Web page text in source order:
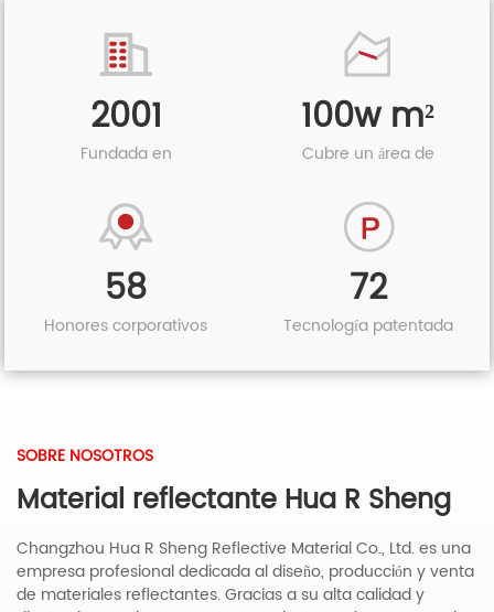
2001
Fundada en
100w m²
Cubre un área de
58
Honores corporativos
72
Tecnología patentada
SOBRE NOSOTROS
Material reflectante Hua R Sheng
Changzhou Hua R Sheng Reflective Material Co., Ltd. es una
empresa profesional dedicada al diseño, producción y venta
de materiales reflectantes. Gracias a su alta calidad y